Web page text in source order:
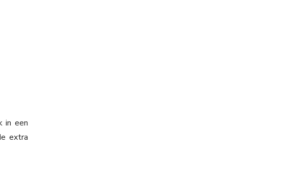
in een
extra